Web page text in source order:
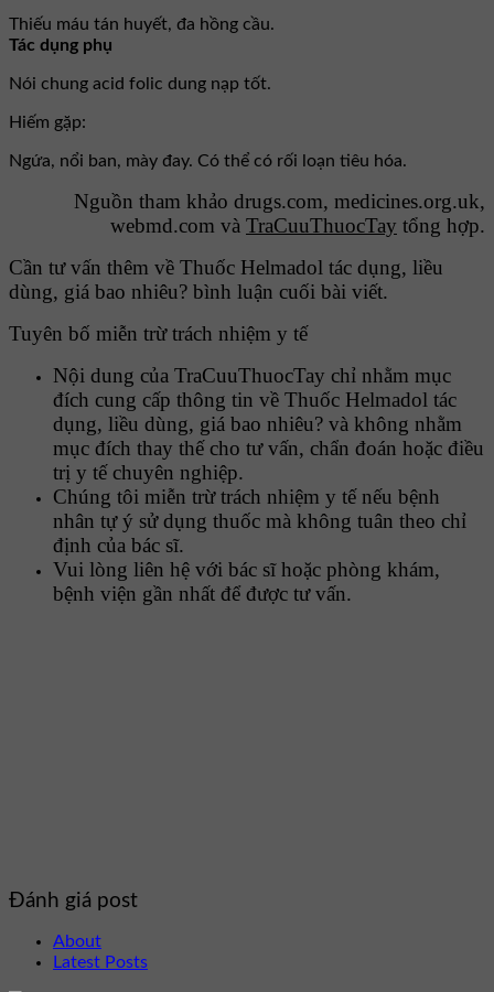
Thiếu máu tán huyết, đa hồng cầu.
Tác dụng phụ
Nói chung acid folic dung nạp tốt.
Hiếm gặp:
Ngứa, nổi ban, mày đay. Có thể có rối loạn tiêu hóa.
Nguồn tham khảo drugs.com, medicines.org.uk,
webmd.com và TraCuuThuocTay tổng hợp.
Cần tư vấn thêm về Thuốc Helmadol tác dụng, liều
dùng, giá bao nhiêu? bình luận cuối bài viết.
Tuyên bố miễn trừ trách nhiệm y tế
Nội dung của TraCuuThuocTay chỉ nhằm mục
đích cung cấp thông tin về Thuốc Helmadol tác
dụng, liều dùng, giá bao nhiêu? và không nhằm
mục đích thay thế cho tư vấn, chẩn đoán hoặc điều
trị y tế chuyên nghiệp.
Chúng tôi miễn trừ trách nhiệm y tế nếu bệnh
nhân tự ý sử dụng thuốc mà không tuân theo chỉ
định của bác sĩ.
Vui lòng liên hệ với bác sĩ hoặc phòng khám,
bệnh viện gần nhất để được tư vấn.
Đánh giá post
About
Latest Posts